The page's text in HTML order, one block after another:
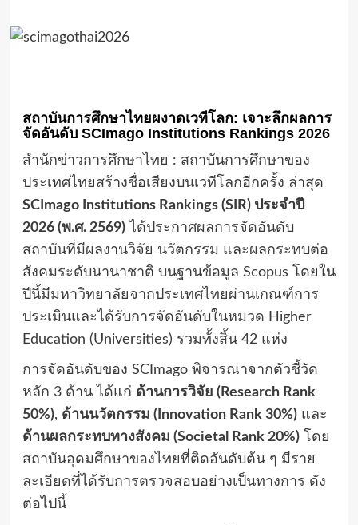
สถาบันการศึกษาไทยผงาดเวทีโลก: เจาะลึกผลการ
จัดอันดับ SCImago Institutions Rankings 2026
สำนักข่าวการศึกษาไทย : สถาบันการศึกษาของ
ประเทศไทยสร้างชื่อเสียงบนเวทีโลกอีกครั้ง ล่าสุด
SCImago Institutions Rankings (SIR) ประจำปี
2026 (พ.ศ. 2569)ได้ประกาศผลการจัดอันดับ
สถาบันที่มีผลงานวิจัย นวัตกรรม และผลกระทบต่อ
สังคมระดับนานาชาติ บนฐานข้อมูล Scopus โดยใน
ปีนี้มีมหาวิทยาลัยจากประเทศไทยผ่านเกณฑ์การ
ประเมินและได้รับการจัดอันดับในหมวด Higher
Education (Universities) รวมทั้งสิ้น 42 แห่ง
การจัดอันดับของ SCImago พิจารณาจากตัวชี้วัด
หลัก 3 ด้าน ได้แก่ ด้านการวิจัย (Research Rank
50%), ด้านนวัตกรรม (Innovation Rank 30%)และ
ด้านผลกระทบทางสังคม (Societal Rank 20%)โดย
สถาบันอุดมศึกษาของไทยที่ติดอันดับต้น ๆ มีราย
ละเอียดที่ได้รับการตรวจสอบอย่างเป็นทางการ ดัง
ต่อไปนี้